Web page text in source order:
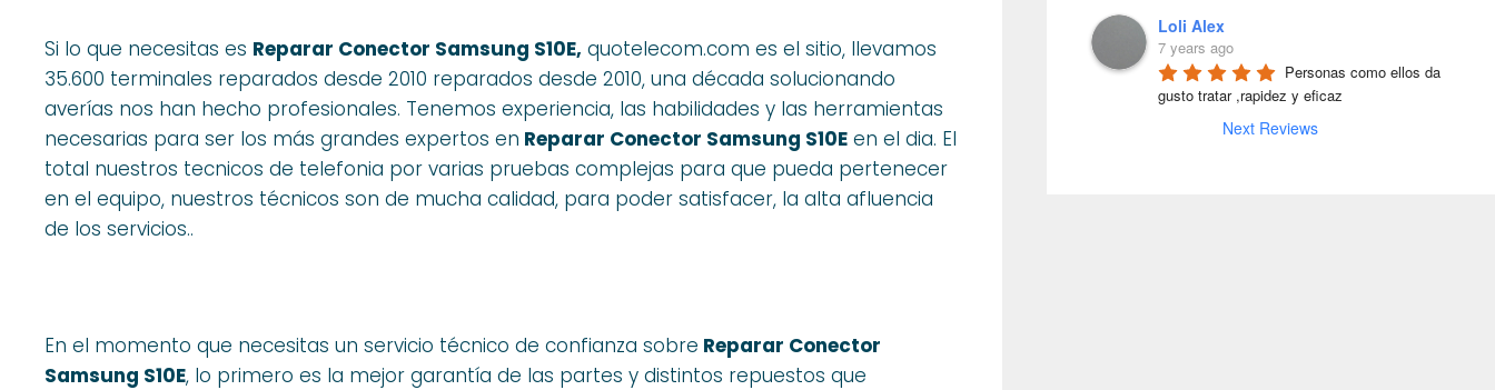
Si lo que necesitas es Reparar Conector Samsung S10E, quotelecom.com es el sitio, llevamos
35.600 terminales reparados desde 2010 reparados desde 2010, una década solucionando
averías nos han hecho profesionales. Tenemos experiencia, las habilidades y las herramientas
necesarias para ser los más grandes expertos en Reparar Conector Samsung S10E en el dia. El
total nuestros tecnicos de telefonia por varias pruebas complejas para que pueda pertenecer
en el equipo, nuestros técnicos son de mucha calidad, para poder satisfacer, la alta afluencia
de los servicios..
En el momento que necesitas un servicio técnico de confianza sobre Reparar Conector
Samsung S10E, lo primero es la mejor garantía de las partes y distintos repuestos que
Loli Alex
7 years ago
Personas como ellos da
gusto tratar ,rapidez y eficaz
Next Reviews